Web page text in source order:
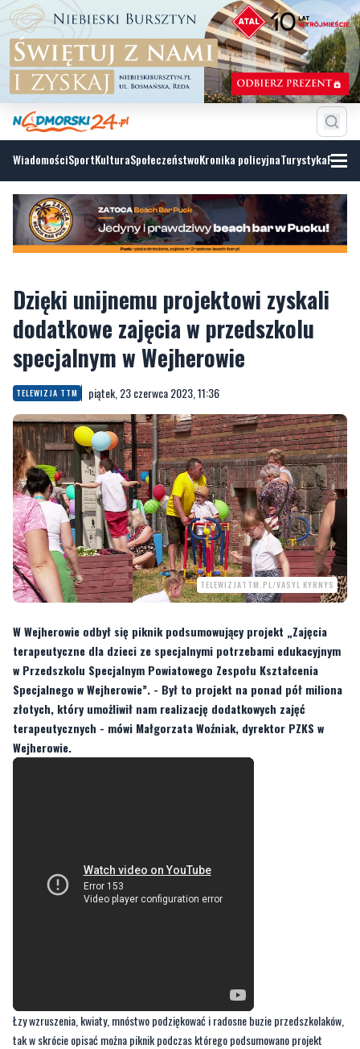
WiadomościSportKulturaSpołeczeństwoKronika policyjnaTurystyka
Dzięki unijnemu projektowi zyskali
dodatkowe zajęcia w przedszkolu
specjalnym w Wejherowie
TELEWIZJA TTM piątek, 23 czerwca 2023, 11:36
TELEWIZJATTM.PL/VASYL KYRNYS
W Wejherowie odbył się piknik podsumowujący projekt „Zajęcia
terapeutyczne dla dzieci ze specjalnymi potrzebami edukacyjnym
w Przedszkolu Specjalnym Powiatowego Zespołu Kształcenia
Specjalnego w Wejherowie”. - Był to projekt na ponad pół miliona
złotych, który umożliwił nam realizację dodatkowych zajęć
terapeutycznych - mówi Małgorzata Woźniak, dyrektor PZKS w
Wejherowie.
Łzy wzruszenia, kwiaty, mnóstwo podziękować i radosne buzie przedszkolaków,
tak w skrócie opisać można piknik podczas którego podsumowano projekt